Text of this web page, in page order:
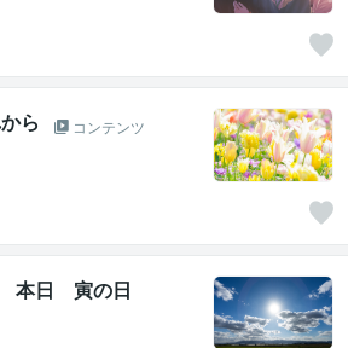
ら
コンテンツ
本日 寅の日